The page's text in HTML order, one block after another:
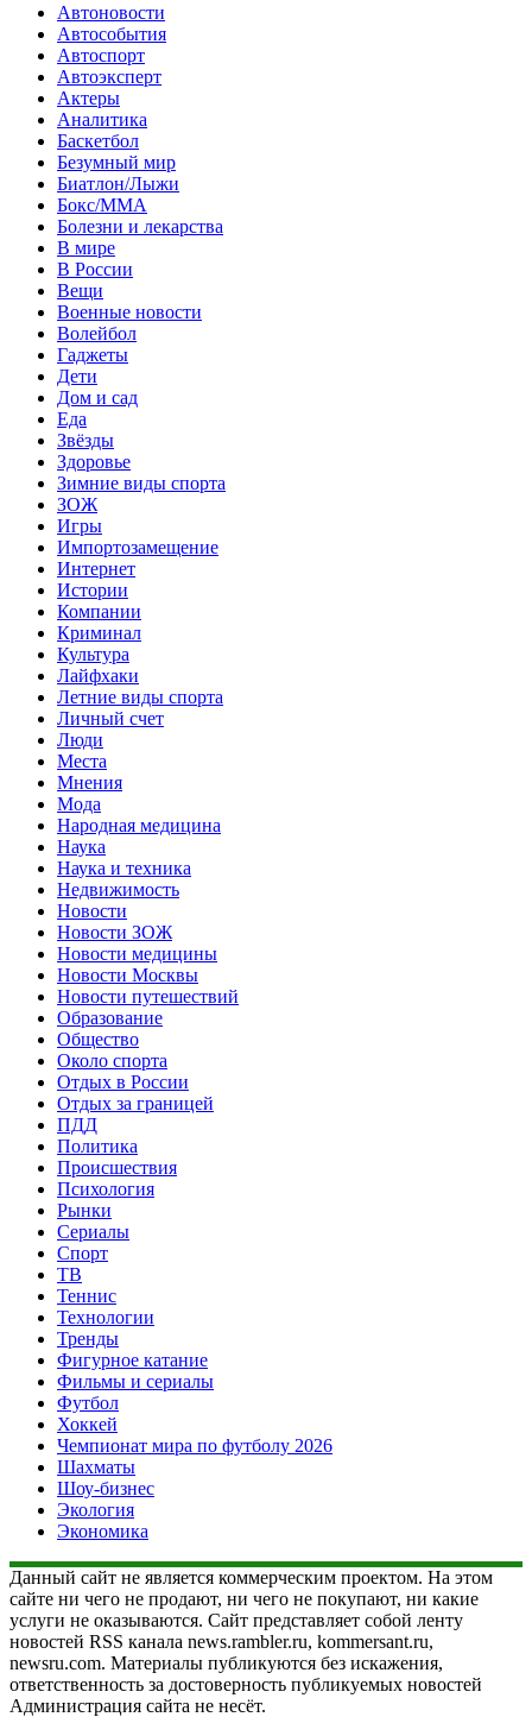
Автоновости
Автособытия
Автоспорт
Автоэксперт
Актеры
Аналитика
Баскетбол
Безумный мир
Биатлон/Лыжи
Бокс/MMA
Болезни и лекарства
В мире
В России
Вещи
Военные новости
Волейбол
Гаджеты
Дети
Дом и сад
Еда
Звёзды
Здоровье
Зимние виды спорта
ЗОЖ
Игры
Импортозамещение
Интернет
Истории
Компании
Криминал
Культура
Лайфхаки
Летние виды спорта
Личный счет
Люди
Места
Мнения
Мода
Народная медицина
Наука
Наука и техника
Недвижимость
Новости
Новости ЗОЖ
Новости медицины
Новости Москвы
Новости путешествий
Образование
Общество
Около спорта
Отдых в России
Отдых за границей
ПДД
Политика
Происшествия
Психология
Рынки
Сериалы
Спорт
ТВ
Теннис
Технологии
Тренды
Фигурное катание
Фильмы и сериалы
Футбол
Хоккей
Чемпионат мира по футболу 2026
Шахматы
Шоу-бизнес
Экология
Экономика
Данный сайт не является коммерческим проектом. На этом
сайте ни чего не продают, ни чего не покупают, ни какие
услуги не оказываются. Сайт представляет собой ленту
новостей RSS канала news.rambler.ru, kommersant.ru,
newsru.com. Материалы публикуются без искажения,
ответственность за достоверность публикуемых новостей
Администрация сайта не несёт.